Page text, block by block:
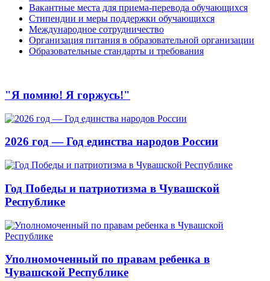
Вакантные места для приема-перевода обучающихся
Стипендии и меры поддержки обучающихся
Международное сотрудничество
Организация питания в образовательной организации
Образовательные стандарты и требования
"Я помню! Я горжусь!"
2026 год — Год единства народов России
Год Победы и патриотизма в Чувашской
Республике
Уполномоченный по правам ребенка в
Чувашской Республике